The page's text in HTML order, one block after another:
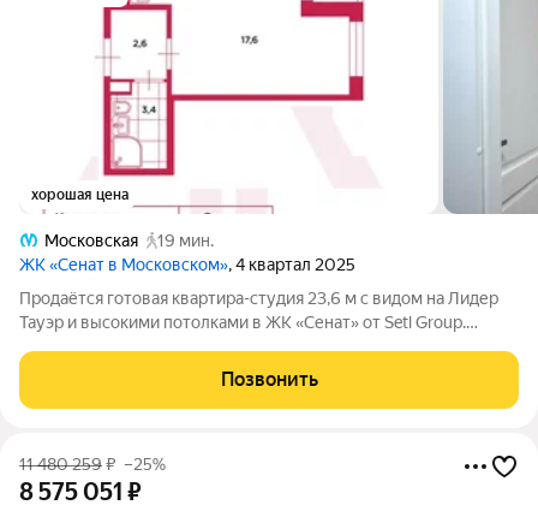
хорошая цена
Московская
19 мин.
ЖК «Сенат в Московском», 4 квартал 2025
Продаётся готовая квартира-студия 23,6 м с видом на Лидер
Тауэр и высокими потолками в ЖК «Сенат» от Setl Group.
застройщика. Расположена на последнем, 12-м этаже в
квартире высокие 3-метровые
Позвонить
11 480 259₽ –25%
8 575 051 ₽